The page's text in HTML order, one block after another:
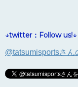
↓twitter：Follow us!↓
@tatsumisportsさん